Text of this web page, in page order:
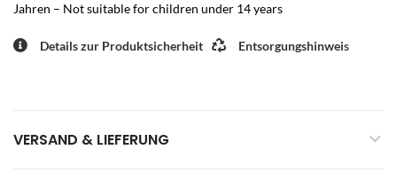
Jahren – Not suitable for children under 14 years
Details zur Produktsicherheit Entsorgungshinweis
VERSAND & LIEFERUNG